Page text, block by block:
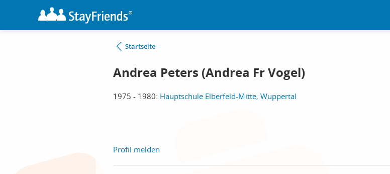
Startseite
Andrea Peters (Andrea Fr Vogel)
1975 - 1980: Hauptschule Elberfeld-Mitte, Wuppertal
Profil melden